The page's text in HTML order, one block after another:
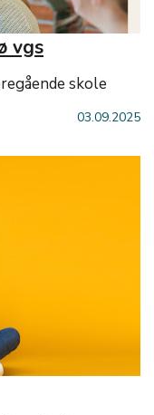
vgs
skole
03.09.2025